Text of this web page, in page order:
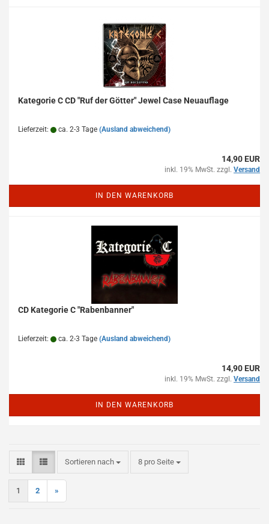
Kategorie C CD "Ruf der Götter" Jewel Case Neuauflage
Lieferzeit: ca. 2-3 Tage (Ausland abweichend)
14,90 EUR
inkl. 19% MwSt. zzgl. Versand
IN DEN WARENKORB
CD Kategorie C "Rabenbanner"
Lieferzeit: ca. 2-3 Tage (Ausland abweichend)
14,90 EUR
inkl. 19% MwSt. zzgl. Versand
IN DEN WARENKORB
Sortieren nach
Sortieren nach 8 pro Seite
pro Seite
1 2 »